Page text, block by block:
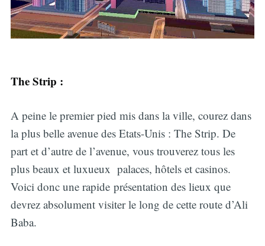
The Strip :
A peine le premier pied mis dans la ville, courez dans
la plus belle avenue des Etats-Unis : The Strip. De
part et d’autre de l’avenue, vous trouverez tous les
plus beaux et luxueux palaces, hôtels et casinos.
Voici donc une rapide présentation des lieux que
devrez absolument visiter le long de cette route d’Ali
Baba.